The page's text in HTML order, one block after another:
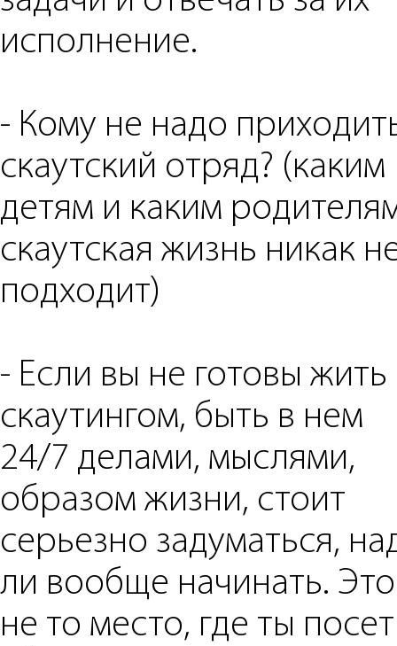
исполнение.
- ⁠Кому не надо
скаутский отряд? (каким
детям и каким
скаутская жизнь никак
подходит)
- Если вы не готовы жить
скаутингом, быть в нем
24/7 делами, мыслями,
образом жизни, стоит
серьезно задуматься,
ли вообще начинать. Это
не то место, где ты